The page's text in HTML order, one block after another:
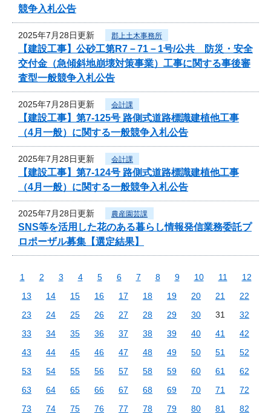
競争入札公告
2025年7月28日更新 郡上土木事務所
【建設工事】公砂工第R7－71－1号/公共 防災・安全
交付金（急傾斜地崩壊対策事業）工事に関する事後審
査型一般競争入札公告
2025年7月28日更新 会計課
【建設工事】第7-125号 路側式道路標識建植他工事
（4月一般）に関する一般競争入札公告
2025年7月28日更新 会計課
【建設工事】第7-124号 路側式道路標識建植他工事
（4月一般）に関する一般競争入札公告
2025年7月28日更新 農産園芸課
SNS等を活用した花のある暮らし情報発信業務委託プ
ロポーザル募集【選定結果】
1 2 3 4 5 6 7 8 9 10 11
12
13
14 15 16 17 18 19 20 21
22
23
24 25 26 27 28 29 30 31
32
33
34 35 36 37 38 39 40 41
42
43
44 45 46 47 48 49 50 51
52
53
54 55 56 57 58 59 60 61
62
63
64 65 66 67 68 69 70 71
72
73
74 75 76 77 78 79 80 81
82